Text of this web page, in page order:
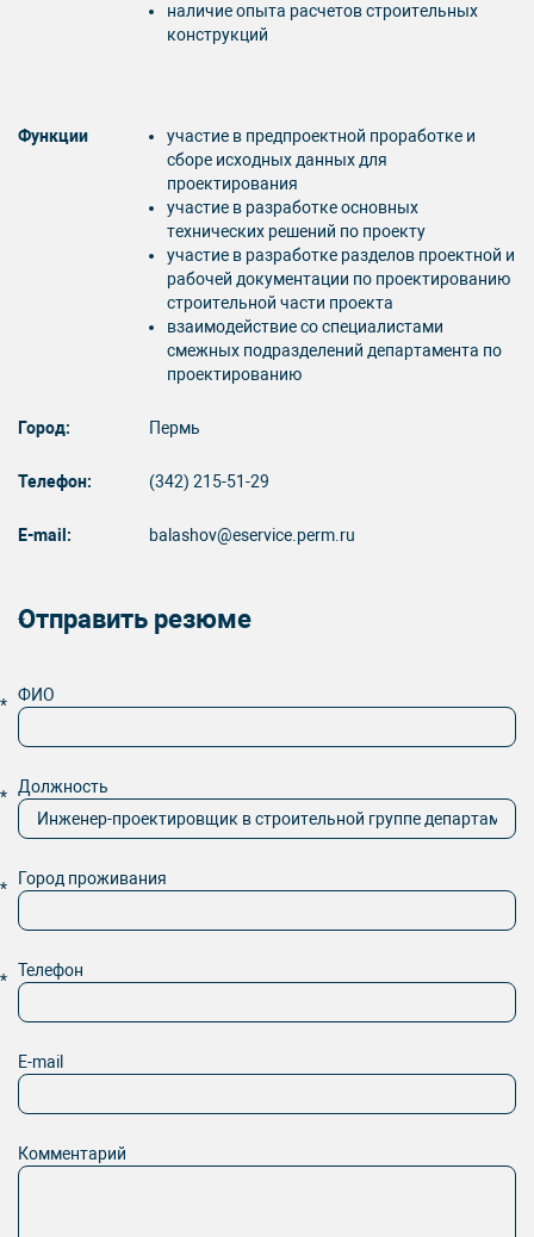
наличие опыта расчетов строительных
конструкций
Функции
участие в предпроектной проработке и
сборе исходных данных для
проектирования
участие в разработке основных
технических решений по проекту
участие в разработке разделов проектной и
рабочей документации по проектированию
строительной части проекта
взаимодействие со специалистами
смежных подразделений департамента по
проектированию
Город: Пермь
Телефон: (342) 215-51-29
E-mail: balashov@eservice.perm.ru
Отправить резюме
ФИО
*
Должность
*
Город проживания
*
Телефон
*
E-mail
Комментарий
*